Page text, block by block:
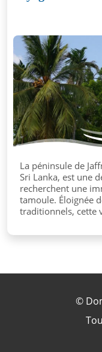
La péninsule de
Sri Lanka, est une
recherchent une
tamoule. Éloignée
traditionnels, cette
©